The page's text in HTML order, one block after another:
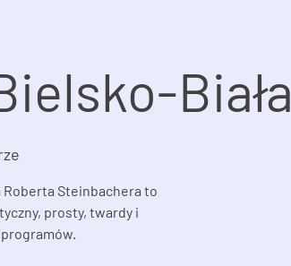
Biała
Steinbachera to
prosty, twardy i